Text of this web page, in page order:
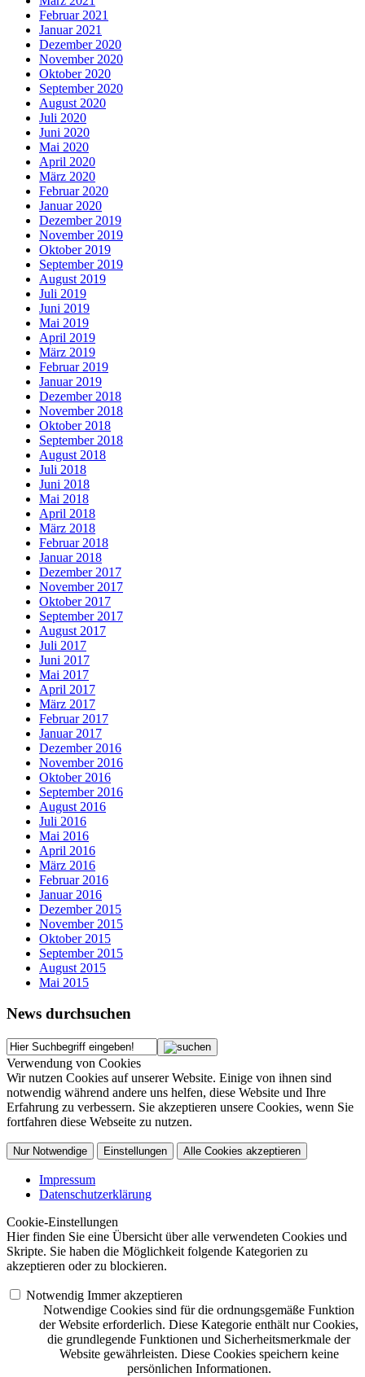
Februar 2021
Januar 2021
Dezember 2020
November 2020
Oktober 2020
September 2020
August 2020
Juli 2020
Juni 2020
Mai 2020
April 2020
März 2020
Februar 2020
Januar 2020
Dezember 2019
November 2019
Oktober 2019
September 2019
August 2019
Juli 2019
Juni 2019
Mai 2019
April 2019
März 2019
Februar 2019
Januar 2019
Dezember 2018
November 2018
Oktober 2018
September 2018
August 2018
Juli 2018
Juni 2018
Mai 2018
April 2018
März 2018
Februar 2018
Januar 2018
Dezember 2017
November 2017
Oktober 2017
September 2017
August 2017
Juli 2017
Juni 2017
Mai 2017
April 2017
März 2017
Februar 2017
Januar 2017
Dezember 2016
November 2016
Oktober 2016
September 2016
August 2016
Juli 2016
Mai 2016
April 2016
März 2016
Februar 2016
Januar 2016
Dezember 2015
November 2015
Oktober 2015
September 2015
August 2015
Mai 2015
News durchsuchen
Verwendung von Cookies
Wir nutzen Cookies auf unserer Website. Einige von ihnen sind
notwendig während andere uns helfen, diese Website und Ihre
Erfahrung zu verbessern. Sie akzeptieren unsere Cookies, wenn Sie
fortfahren diese Webseite zu nutzen.
Nur Notwendige Einstellungen Alle Cookies akzeptieren
Impressum
Datenschutzerklärung
Cookie-Einstellungen
Hier finden Sie eine Übersicht über alle verwendeten Cookies und
Skripte. Sie haben die Möglichkeit folgende Kategorien zu
akzeptieren oder zu blockieren.
Notwendig Immer akzeptieren
Notwendige Cookies sind für die ordnungsgemäße Funktion
der Website erforderlich. Diese Kategorie enthält nur Cookies,
die grundlegende Funktionen und Sicherheitsmerkmale der
Website gewährleisten. Diese Cookies speichern keine
persönlichen Informationen.